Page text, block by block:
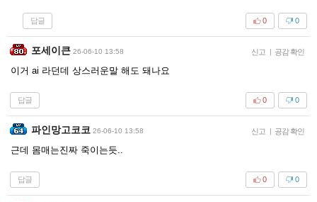
답글 0
0
포세이큰 26-06-10 13:58 신고 | 공감 확인
이거 ai 라던데 상스러운말 해도 돼나요
답글 0
0
파인망고코코 26-06-10 13:58 신고 | 공감 확인
근데 몸매는진짜 죽이는듯..
답글 0
0